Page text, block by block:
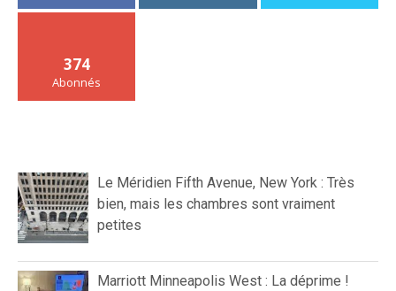
374
Abonnés
Le Méridien Fifth Avenue, New York : Très
bien, mais les chambres sont vraiment
petites
Marriott Minneapolis West : La déprime !